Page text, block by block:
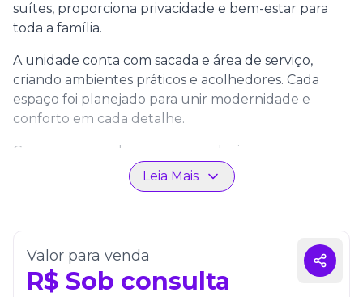
suítes, proporciona privacidade e bem-estar para
toda a família.
A unidade conta com sacada e área de serviço,
criando ambientes práticos e acolhedores. Cada
espaço foi planejado para unir modernidade e
conforto em cada detalhe.
Com uma vaga de garagem exclusiva, o
apartamento garante segurança e conveniência. O
Residencial Ruffino, com elevador e localização
Leia Mais
Valor para venda
R$ Sob consulta